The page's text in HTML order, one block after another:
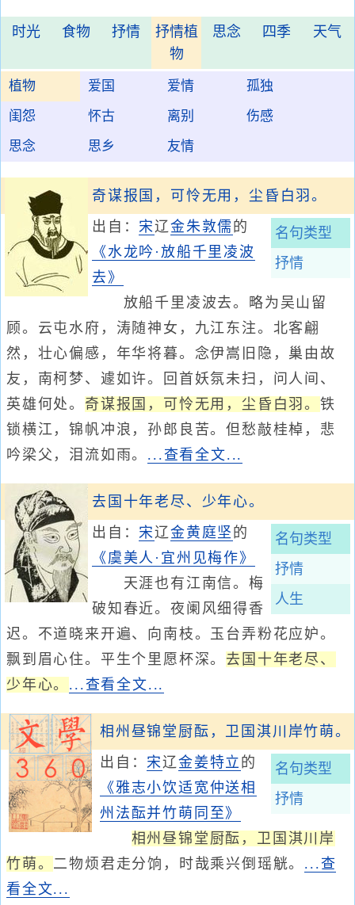
时光 食物 抒情
抒情植
物
思念 四季 天气
植物 爱国 爱情
孤独
闺怨
怀古 离别
伤感
思念
思乡 友情
奇谋报国，可怜无用，尘昏白羽。
名句类型
抒情
出自：宋辽金朱敦儒 的
《水龙吟·放船千里凌波
去》
放船千里凌波去。略为吴山留
顾。云屯水府，涛随神女，九江东注。北客翩
然，壮心偏感，年华将暮。念伊嵩旧隐，巢由故
友，南柯梦、遽如许。回首妖氛未扫，问人间、
英雄何处。 奇谋报国，可怜无用，尘昏白羽。 铁
锁横江，锦帆冲浪，孙郎良苦。但愁敲桂棹，悲
吟梁父，泪流如雨。 ...查看全文...
去国十年老尽、少年心。
名句类型
抒情
人生
出自：宋辽金黄庭坚 的
《虞美人·宜州见梅作》
天涯也有江南信。梅
破知春近。夜阑风细得香
迟。不道晓来开遍、向南枝。玉台弄粉花应妒。
飘到眉心住。平生个里愿杯深。 去国十年老尽、
少年心。 ...查看全文...
相州昼锦堂厨酝，卫国淇川岸竹萌。
名句类型
抒情
出自：宋辽金姜特立 的
《雅志小饮适宽仲送相
州法酝并竹萌同至》
相州昼锦堂厨酝，卫国淇川岸
竹萌。 二物烦君走分饷，时哉乘兴倒瑶觥。 ...查
看全文...